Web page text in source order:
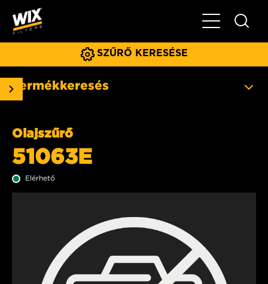
Főmenü
SZŰRŐ KERESÉSE
Termékkeresés
Olajszűrő
51063E
Elérhető